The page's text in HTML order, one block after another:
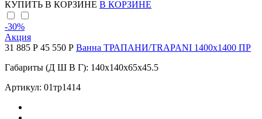
КУПИТЬ В КОРЗИНЕ В КОРЗИНЕ
-30%
Акция
31 885 Р 45 550 Р Ванна ТРАПАНИ/TRAPANI 1400х1400 ПР
Габариты (Д Ш В Г): 140x140x65x45.5
Артикул: 01тр1414